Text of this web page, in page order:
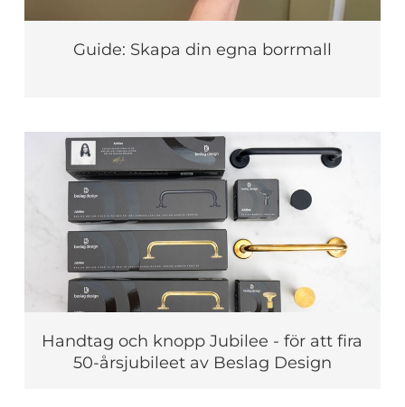
Guide: Skapa din egna borrmall
Handtag och knopp Jubilee - för att fira
50-årsjubileet av Beslag Design